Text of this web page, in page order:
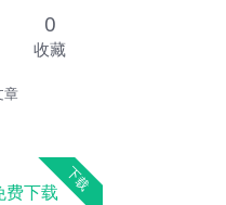
0
收藏
章
下载
费下载